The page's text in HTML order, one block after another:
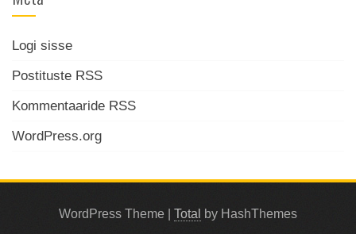
Logi sisse
Postituste RSS
Kommentaaride RSS
WordPress.org
WordPress Theme Total by HashThemes